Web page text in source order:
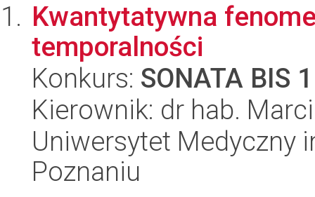
Kwantytatywna
temporalności
Konkurs: SONATA BIS
Kierownik: dr hab.
Uniwersytet Medyczny
Poznaniu